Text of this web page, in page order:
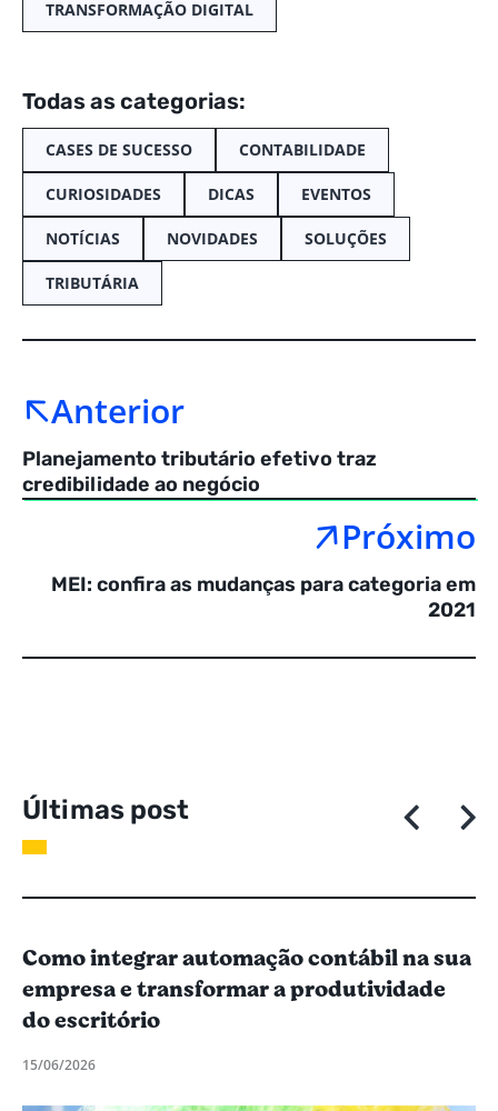
TRANSFORMAÇÃO DIGITAL
Todas as categorias:
CASES DE SUCESSO CONTABILIDADE
CURIOSIDADES DICAS EVENTOS
NOTÍCIAS NOVIDADES SOLUÇÕES
TRIBUTÁRIA
Anterior
Planejamento tributário efetivo traz
credibilidade ao negócio
Próximo
MEI: confira as mudanças para categoria em
2021
Últimas post
Como integrar automação contábil na sua
empresa e transformar a produtividade
do escritório
15/06/2026